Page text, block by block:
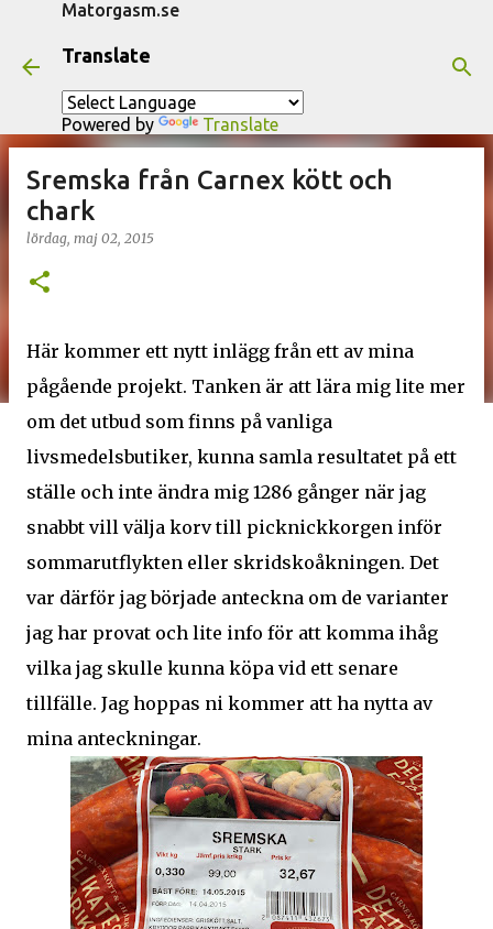
Matorgasm.se
Translate
Powered by Translate
Sremska från Carnex kött och
chark
lördag, maj 02, 2015
Här kommer ett nytt inlägg från ett av mina
pågående projekt. Tanken är att lära mig lite mer
om det utbud som finns på vanliga
livsmedelsbutiker, kunna samla resultatet på ett
ställe och inte ändra mig 1286 gånger när jag
snabbt vill välja korv till picknickkorgen inför
sommarutflykten eller skridskoåkningen. Det
var därför jag började anteckna om de varianter
jag har provat och lite info för att komma ihåg
vilka jag skulle kunna köpa vid ett senare
tillfälle. Jag hoppas ni kommer att ha nytta av
mina anteckningar.